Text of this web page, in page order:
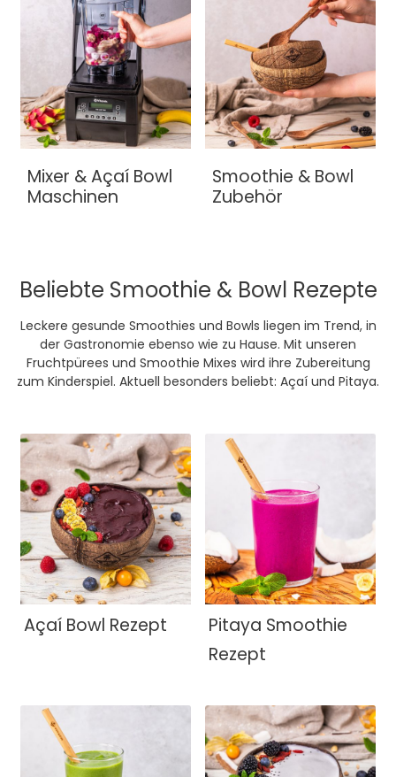
Mixer & Açaí Bowl
Maschinen
Smoothie & Bowl
Zubehör
Beliebte Smoothie & Bowl Rezepte
Leckere gesunde Smoothies und Bowls liegen im Trend, in
der Gastronomie ebenso wie zu Hause. Mit unseren
Fruchtpürees und Smoothie Mixes wird ihre Zubereitung
zum Kinderspiel. Aktuell besonders beliebt: Açaí und Pitaya.
Açaí Bowl Rezept
Pitaya Smoothie
Rezept